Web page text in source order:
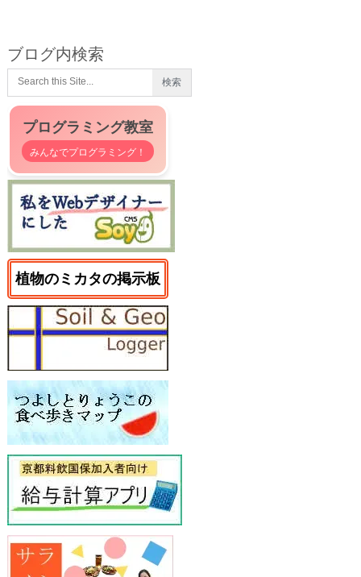
ブログ内検索
プログラミング教室
みんなでプログラミング！
植物のミカタの掲示板